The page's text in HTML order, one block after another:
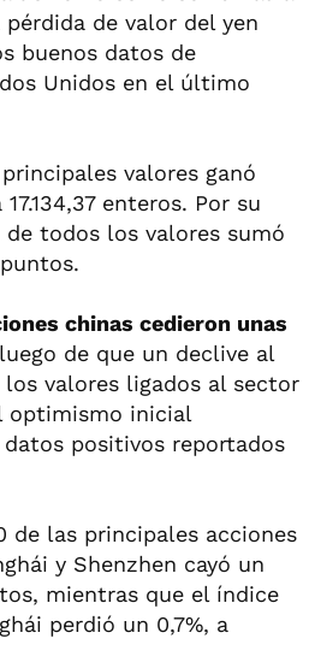
pérdida de valor del yen
buenos datos de
Unidos en el último
valores ganó
enteros. Por su
todos los valores sumó
chinas cedieron unas
de que un declive al
valores ligados al sector
optimismo inicial
positivos reportados
de las principales acciones
y Shenzhen cayó un
mientras que el índice
perdió un 0,7%, a